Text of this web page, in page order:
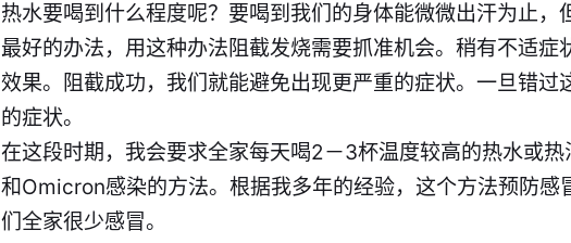
热水要喝到什么程度呢？要喝到我们的身体能微微出汗为止，
最好的办法，用这种办法阻截发烧需要抓准机会。稍有不适症
效果。阻截成功，我们就能避免出现更严重的症状。一旦错过
的症状。
在这段时期，我会要求全家每天喝2－3杯温度较高的热水或
和Omicron感染的方法。根据我多年的经验，这个方法预防感
们全家很少感冒。